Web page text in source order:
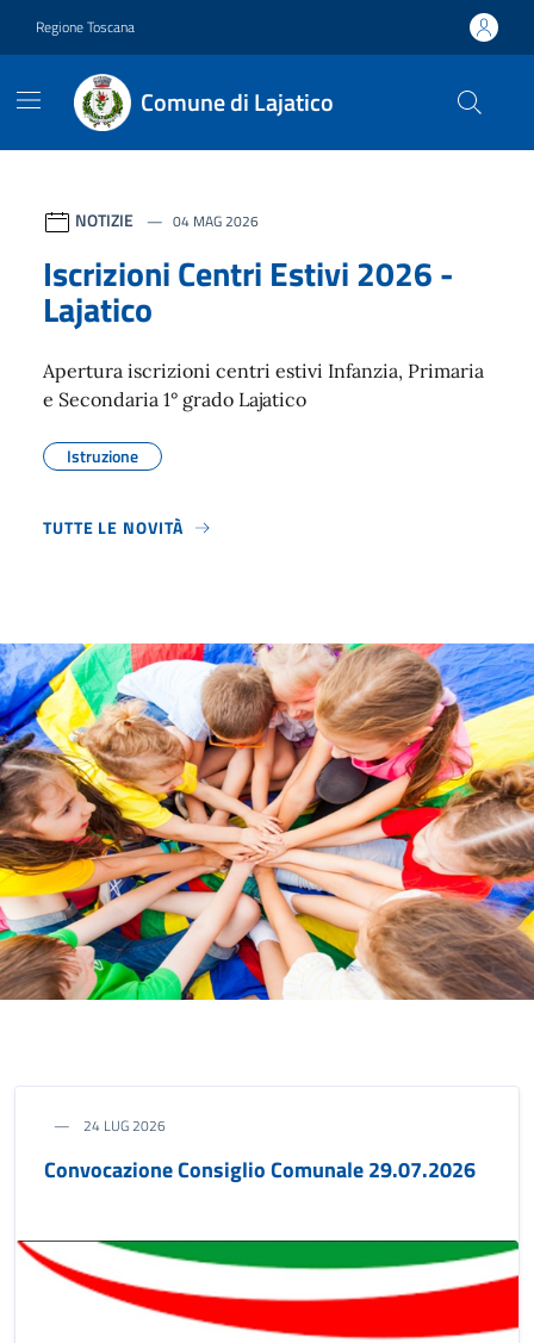
Regione Toscana
Comune di Lajatico
Contenuti in evidenza
NOTIZIE 04 MAG 2026
Iscrizioni Centri Estivi 2026 -
Lajatico
Apertura iscrizioni centri estivi Infanzia, Primaria
e Secondaria 1° grado Lajatico
Istruzione
TUTTE LE NOVITÀ
24 LUG 2026
Convocazione Consiglio Comunale 29.07.2026